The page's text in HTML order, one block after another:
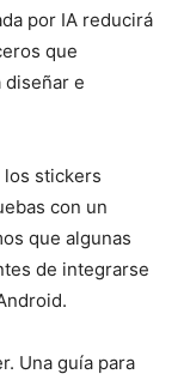
por IA reducirá
que
diseñar e
los stickers
con un
que algunas
de integrarse
Una guía para